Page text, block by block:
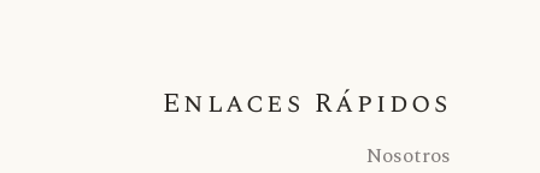
Enlaces Rápidos
Nosotros